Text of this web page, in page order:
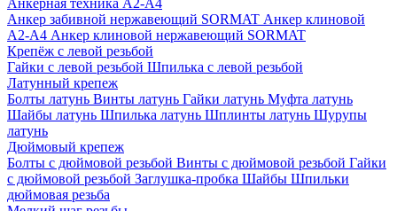
Анкерная техника А2-А4
Анкер забивной нержавеющий SORMAT Анкер клиновой
A2-A4 Анкер клиновой нержавеющий SORMAT
Крепёж с левой резьбой
Гайки с левой резьбой Шпилька с левой резьбой
Латунный крепеж
Болты латунь Винты латунь Гайки латунь Муфта латунь
Шайбы латунь Шпилька латунь Шплинты латунь Шурупы
латунь
Дюймовый крепеж
Болты с дюймовой резьбой Винты с дюймовой резьбой Гайки
с дюймовой резьбой Заглушка-пробка Шайбы Шпильки
дюймовая резьба